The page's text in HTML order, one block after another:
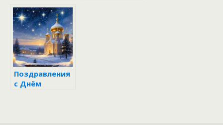
Валентина
Поздравления
с Днём